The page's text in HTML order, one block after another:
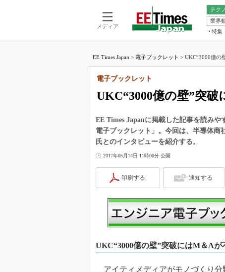
メディア
テク
電池／エネルギ
ア
マ
業界
特集
福田昭の
大山聡の
リタイア
学漂流記
この10年
製品分解
光伝送技
“異端児
改革、執
イノベ
EE Times Japan > 電子ブックレット > UKC“3000億の
UKC“3000億の壁”突
電子ブックレット
EE Times Japanに掲載した記事を読み
電子ブックレット」。今回は、半導体
氏とのインタビューを紹介する。
2017年05月14日 11時00分 公開
印刷する 通知する
UKC“3000億の壁”突破にはM＆Aが
アイティメディアがモノづくり分